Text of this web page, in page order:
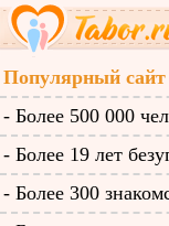
Популярный сайт
- Более 500 000
- Более 19 лет
- Более 300